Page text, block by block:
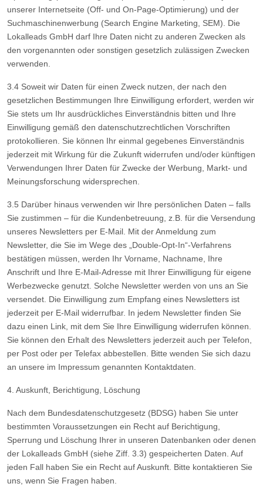
unserer Internetseite (Off- und On-Page-Optimierung) und der
Suchmaschinenwerbung (Search Engine Marketing, SEM). Die
Lokalleads GmbH darf Ihre Daten nicht zu anderen Zwecken als
den vorgenannten oder sonstigen gesetzlich zulässigen Zwecken
verwenden.
3.4 Soweit wir Daten für einen Zweck nutzen, der nach den
gesetzlichen Bestimmungen Ihre Einwilligung erfordert, werden wir
Sie stets um Ihr ausdrückliches Einverständnis bitten und Ihre
Einwilligung gemäß den datenschutzrechtlichen Vorschriften
protokollieren. Sie können Ihr einmal gegebenes Einverständnis
jederzeit mit Wirkung für die Zukunft widerrufen und/oder künftigen
Verwendungen Ihrer Daten für Zwecke der Werbung, Markt- und
Meinungsforschung widersprechen.
3.5 Darüber hinaus verwenden wir Ihre persönlichen Daten – falls
Sie zustimmen – für die Kundenbetreuung, z.B. für die Versendung
unseres Newsletters per E-Mail. Mit der Anmeldung zum
Newsletter, die Sie im Wege des „Double-Opt-In“-Verfahrens
bestätigen müssen, werden Ihr Vorname, Nachname, Ihre
Anschrift und Ihre E-Mail-Adresse mit Ihrer Einwilligung für eigene
Werbezwecke genutzt. Solche Newsletter werden von uns an Sie
versendet. Die Einwilligung zum Empfang eines Newsletters ist
jederzeit per E-Mail widerrufbar. In jedem Newsletter finden Sie
dazu einen Link, mit dem Sie Ihre Einwilligung widerrufen können.
Sie können den Erhalt des Newsletters jederzeit auch per Telefon,
per Post oder per Telefax abbestellen. Bitte wenden Sie sich dazu
an unsere im Impressum genannten Kontaktdaten.
4. Auskunft, Berichtigung, Löschung
Nach dem Bundesdatenschutzgesetz (BDSG) haben Sie unter
bestimmten Voraussetzungen ein Recht auf Berichtigung,
Sperrung und Löschung Ihrer in unseren Datenbanken oder denen
der Lokalleads GmbH (siehe Ziff. 3.3) gespeicherten Daten. Auf
jeden Fall haben Sie ein Recht auf Auskunft. Bitte kontaktieren Sie
uns, wenn Sie Fragen haben.